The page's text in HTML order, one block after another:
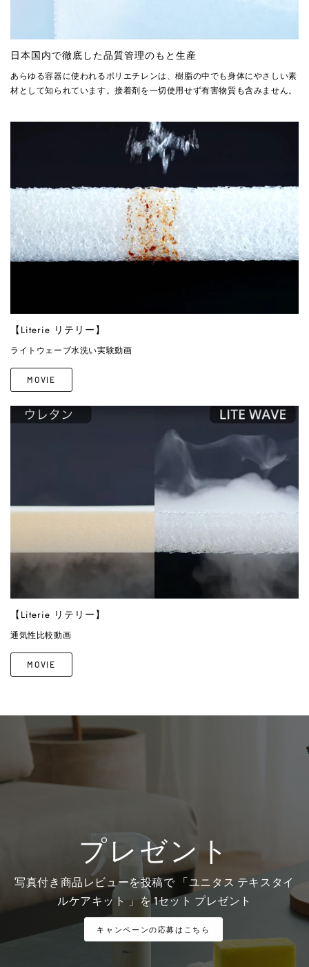
日本国内で徹底した品質管理のもと生産
あらゆる容器に使われるポリエチレンは、樹脂の中でも身体にやさしい素
材として知られています。接着剤を一切使用せず有害物質も含みません。
【Literie リテリー】
ライトウェーブ水洗い実験動画
MOVIE
【Literie リテリー】
通気性比較動画
MOVIE
プレゼント
写真付き商品レビューを投稿で 「ユニタス テキスタイ
ルケアキット 」を 1セット プレゼント
キャンペーンの応募はこちら